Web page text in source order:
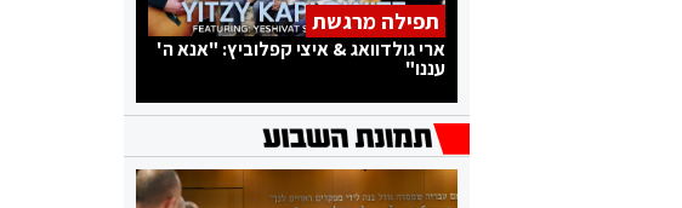
תפילה מרגשת
ארי גולדוואג & איצי קפלוביץ: "אנא ה'
עננו"